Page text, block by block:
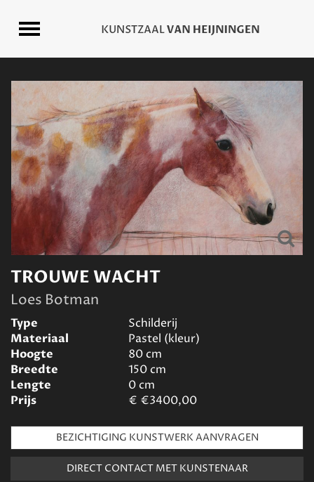
TROUWE WACHT
Loes Botman
Type
Schilderij
Materiaal
Pastel (kleur)
Hoogte
80cm
Breedte
150cm
Lengte
0cm
Prijs
€ €3400,00
BEZICHTIGING KUNSTWERK AANVRAGEN
DIRECT CONTACT MET KUNSTENAAR